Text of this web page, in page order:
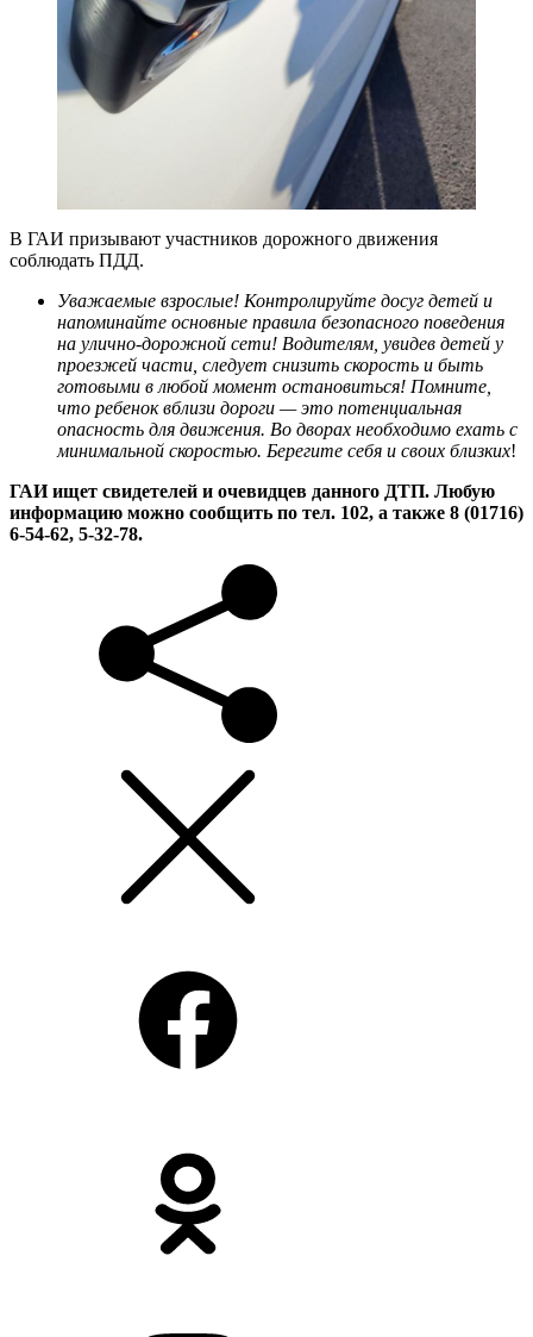
В ГАИ призывают участников дорожного движения
соблюдать ПДД.
Уважаемые взрослые! Контролируйте досуг детей и
напоминайте основные правила безопасного поведения
на улично-дорожной сети! Водителям, увидев детей у
проезжей части, следует снизить скорость и быть
готовыми в любой момент остановиться! Помните,
что ребенок вблизи дороги — это потенциальная
опасность для движения. Во дворах необходимо ехать с
минимальной скоростью. Берегите себя и своих близких!
ГАИ ищет свидетелей и очевидцев данного ДТП. Любую
информацию можно сообщить по тел. 102, а также 8 (01716)
6-54-62, 5-32-78.